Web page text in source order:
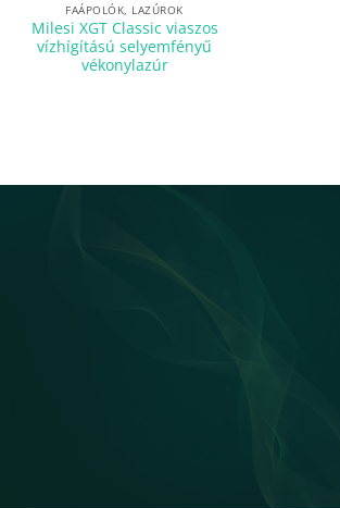
FAÁPOLÓK, LAZÚROK
Milesi XGT Classic viaszos
vízhígítású selyemfényű
vékonylazúr